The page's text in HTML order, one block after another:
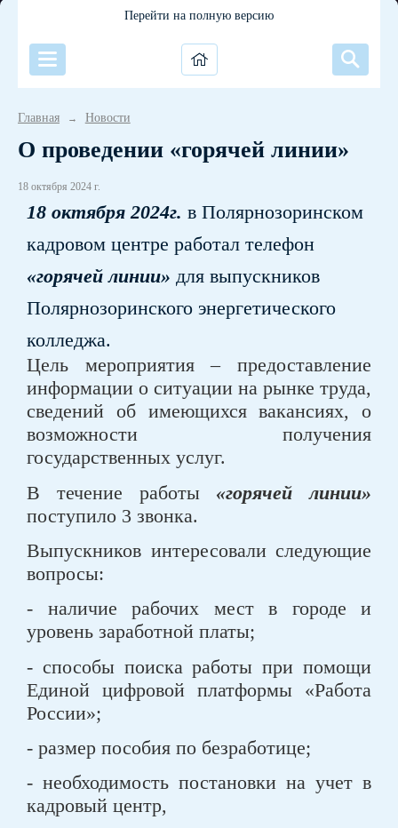
Перейти на полную версию
Главная → Новости
​​​​​​​О проведении «горячей линии»
18 октября 2024 г.
18 октября 2024г. в Полярнозоринском
кадровом центре работал телефон
«горячей линии» для выпускников
Полярнозоринского энергетического
колледжа.
Цель мероприятия – предоставление
информации о ситуации на рынке труда,
сведений об имеющихся вакансиях, о
возможности получения
государственных услуг.
В течение работы «горячей линии»
поступило 3 звонка.
Выпускников интересовали следующие
вопросы:
- наличие рабочих мест в городе и
уровень заработной платы;
- способы поиска работы при помощи
Единой цифровой платформы «Работа
России»;
- размер пособия по безработице;
- необходимость постановки на учет в
кадровый центр,